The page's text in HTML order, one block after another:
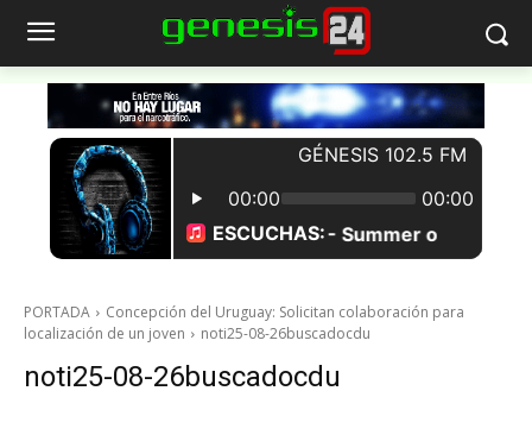
PORTADA
Concepción del Uruguay: Solicitan colaboración para
localización de un joven
noti25-08-26buscadocdu
noti25-08-26buscadocdu